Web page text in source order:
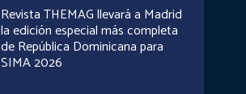
Revista THEMAG llevará a Madrid
la edición especial más completa
de República Dominicana para
SIMA 2026